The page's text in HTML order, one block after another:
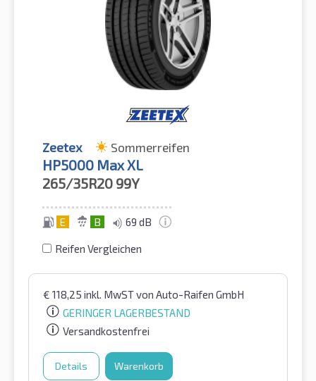
Zeetex Sommerreifen
HP5000 Max XL
265/35R20 99Y
E B 69 dB
Reifen Vergleichen
€ 118,25 inkl. MwSTvon Auto-Raifen GmbH
GERINGER LAGERBESTAND
Versandkostenfrei
Details Warenkorb